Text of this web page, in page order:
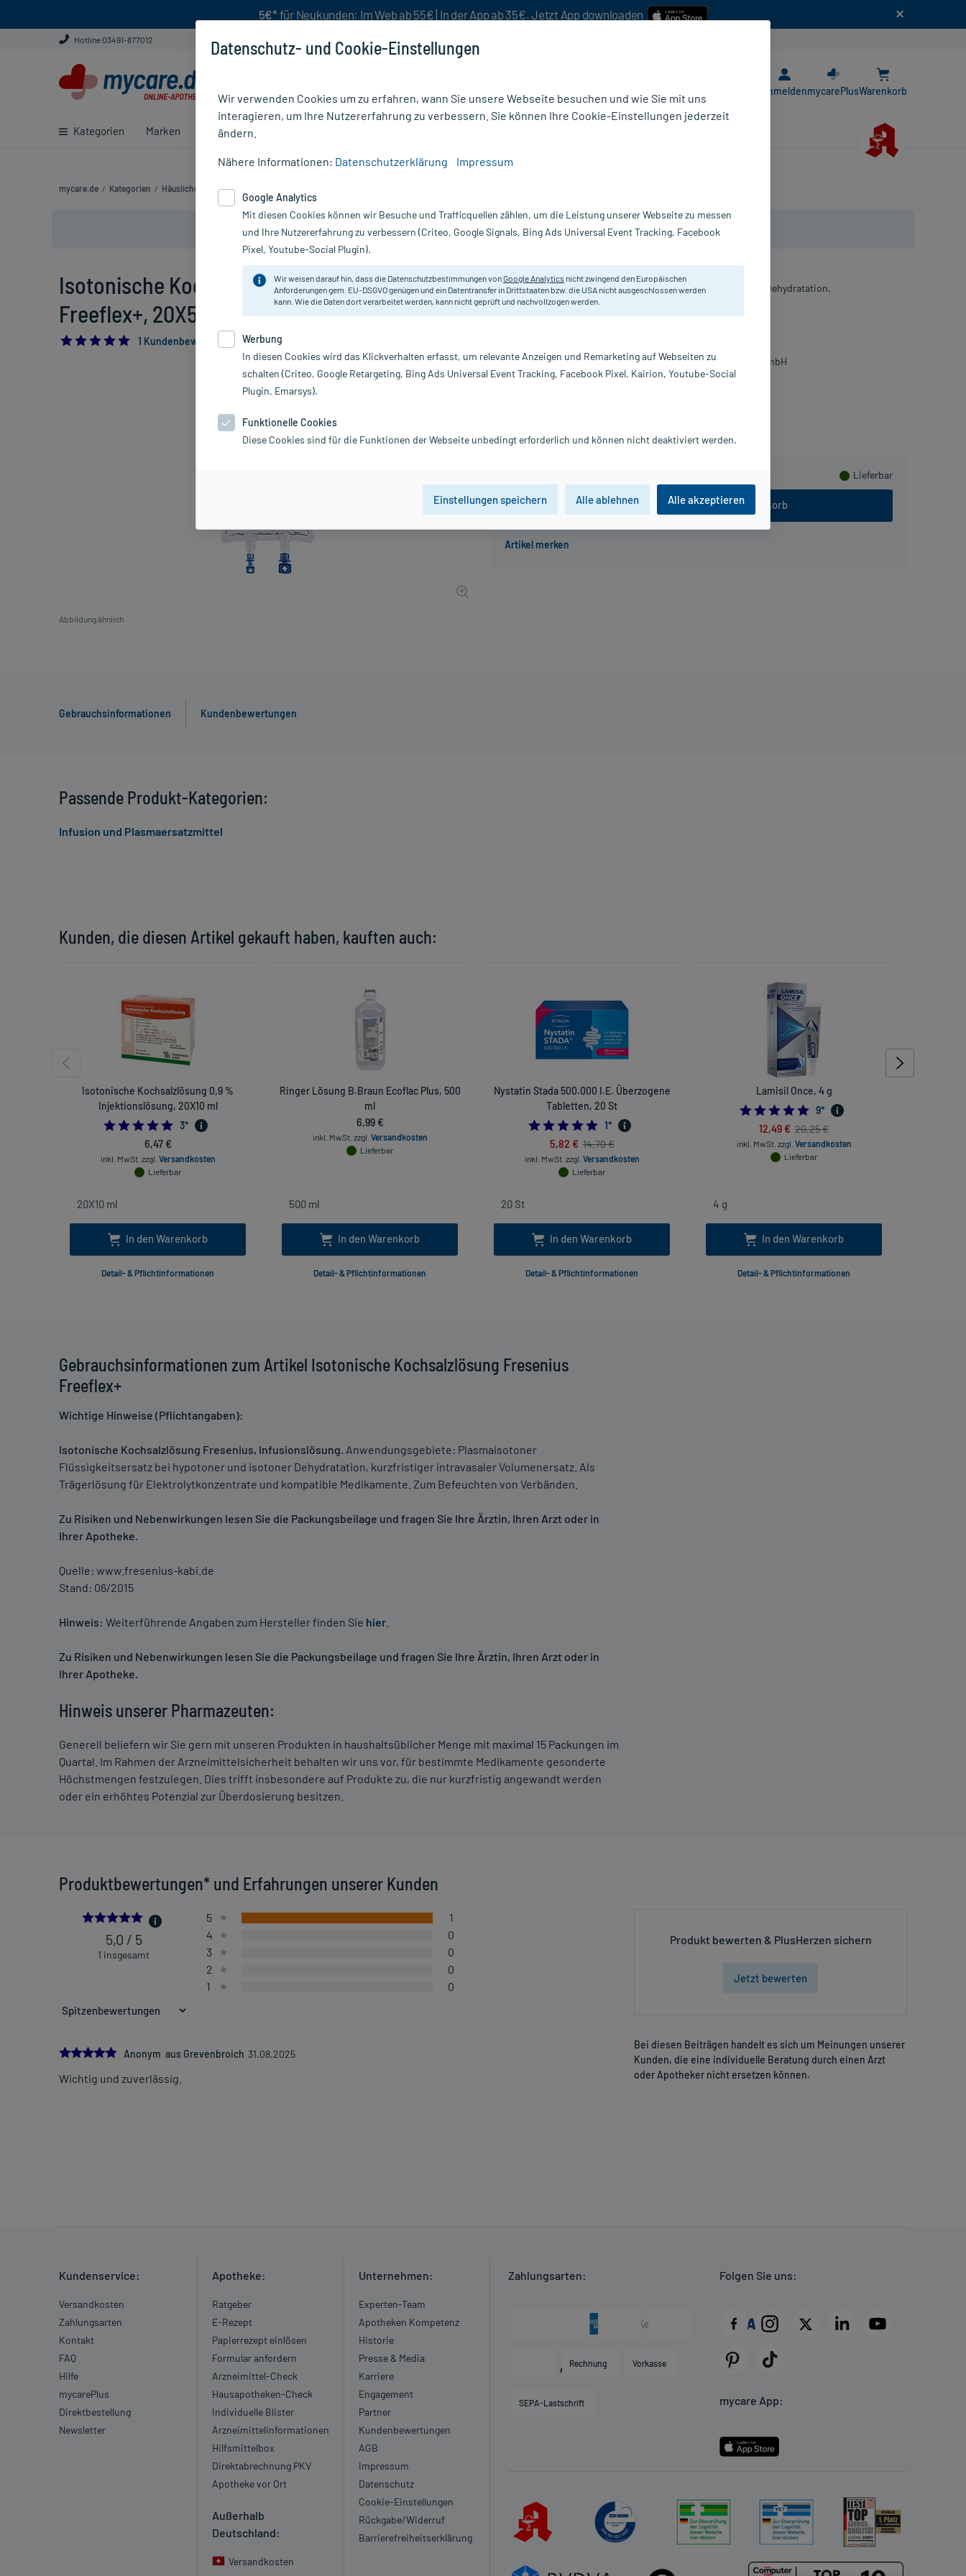
5€* für Neukunden: Im Web ab 55€ | In der App ab 35€. Jetzt App downloaden
Hotline 03491-877012
Kategorien Marken Ratgeber
AnmeldenmycarePlusWarenkorb
mycare.de / Kategorien / Häusliche Pflege / Infusion & Plasmaersatzmittel
Nur für kurze Zeit:Gratis-Versand* ab 19€ Mindestbestellwert!
Isotonische Kochsalzlösung Fresenius
Freeflex+, 20X500 ml
5.0
1 Kundenbewertung*
Abbildung ähnlich
Grundpreis: 4,95 € / l
Lieferbar
In den Warenkorb
Plasmaisotoner Flüssigkeitsersatz bei hypotoner und isotoner Dehydratation.
Darreichung:
Infusionslösung
Hersteller:
Fresenius Kabi Deutschland GmbH
Gebrauchsinformationen Kundenbewertungen
Gebrauchsinformationen zum Artikel Isotonische Kochsalzlösung Fresenius
Freeflex+
Wichtige Hinweise (Pflichtangaben):
Isotonische Kochsalzlösung Fresenius, Infusionslösung. Anwendungsgebiete: Plasmaisotoner
Flüssigkeitsersatz bei hypotoner und isotoner Dehydratation, kurzfristiger intravasaler Volumenersatz. Als
Trägerlösung für Elektrolytkonzentrate und kompatible Medikamente. Zum Befeuchten von Verbänden.
Zu Risiken und Nebenwirkungen lesen Sie die Packungsbeilage und fragen Sie Ihre Ärztin, Ihren Arzt oder in
Ihrer Apotheke.
Quelle: www.fresenius-kabi.de
Stand: 06/2015
Hinweis: Weiterführende Angaben zum Hersteller finden Sie hier
Zu Risiken und Nebenwirkungen lesen Sie die Packungsbeilage und fragen Sie Ihre Ärztin, Ihren Arzt oder in
Ihrer Apotheke.
Hinweis unserer Pharmazeuten:
Generell beliefern wir Sie gern mit unseren Produkten in haushaltsüblicher Menge mit maximal 15 Packungen im
Quartal. Im Rahmen der Arzneimittelsicherheit behalten wir uns vor, für bestimmte Medikamente gesonderte
Höchstmengen festzulegen. Dies trifft insbesondere auf Produkte zu, die nur kurzfristig angewandt werden
oder ein erhöhtes Potenzial zur Überdosierung besitzen.
Produktbewertungen* und Erfahrungen unserer Kunden
5.0
5,0 / 5
1 insgesamt
5
1
4
0
3
0
2
0
1
0
5.0
Anonym aus Grevenbroich 31.08.2025
Wichtig und zuverlässig.
Produkt bewerten & PlusHerzen sichern
Jetzt bewerten
Bei diesen Beiträgen handelt es sich um Meinungen unserer
Kunden, die eine individuelle Beratung durch einen Arzt
oder Apotheker nicht ersetzen können.
Kunden, die diesen Artikel gekauft haben, kauften auch:
Isotonische Kochsalzlösung 0,9 %
Injektionslösung, 20X10 ml
5.0
3*
6,47 €
inkl. MwSt. zzgl. Versandkosten
Lieferbar
In den Warenkorb
Detail- & Pflichtinformationen
Ringer Lösung B.Braun Ecoflac Plus, 500
ml
6,99 €
inkl. MwSt. zzgl. Versandkosten
Lieferbar
In den Warenkorb
Detail- & Pflichtinformationen
Nystatin Stada 500.000 I.E. Überzogene
Tabletten, 20 St
5.0
1*
5,82 € 14,70 €
inkl. MwSt. zzgl. Versandkosten
Lieferbar
In den Warenkorb
Detail- & Pflichtinformationen
Lamisil Once, 4 g
4.777777777777778
9*
12,49 € 20,25 €
inkl. MwSt. zzgl. Versandkosten
Lieferbar
In den Warenkorb
Detail- & Pflichtinformationen
Passende Produkt-Kategorien:
Infusion und Plasmaersatzmittel
Kundenservice:
Versandkosten
Zahlungsarten
Kontakt
FAQ
Hilfe
mycarePlus
Direktbestellung
Newsletter
Apotheke:
Ratgeber
E-Rezept
Papierrezept einlösen
Formular anfordern
Arzneimittel-Check
Hausapotheken-Check
Individuelle Blister
Arzneimittelinformationen
Hilfsmittelbox
Direktabrechnung PKV
Apotheke vor Ort
Außerhalb
Deutschland:
Versandkosten
Unternehmen:
Experten-Team
Apotheken Kompetenz
Historie
Presse & Media
Karriere
Engagement
Partner
Kundenbewertungen
AGB
Impressum
Datenschutz
Cookie-Einstellungen
Rückgabe/Widerruf
Barrierefreiheitserklärung
Zahlungsarten:
Rechnung Vorkasse
SEPA-Lastschrift
Folgen Sie uns:
mycare App:
Datenschutz- und Cookie-Einstellungen
Wir verwenden Cookies um zu erfahren, wann Sie unsere Webseite besuchen und wie Sie mit uns
interagieren, um Ihre Nutzererfahrung zu verbessern. Sie können Ihre Cookie-Einstellungen jederzeit
ändern.
Nähere Informationen: Datenschutzerklärung Impressum
Google Analytics
Mit diesen Cookies können wir Besuche und Trafficquellen zählen, um die Leistung unserer Webseite zu messen
und Ihre Nutzererfahrung zu verbessern (Criteo, Google Signals, Bing Ads Universal Event Tracking, Facebook
Pixel, Youtube-Social Plugin).
Wir weisen darauf hin, dass die Datenschutzbestimmungen vonGoogle Analytics nicht zwingend den Europäischen
Anforderungen gem. EU-DSGVO genügen und ein Datentransfer in Drittstaaten bzw. die USA nicht ausgeschlossen werden
kann. Wie die Daten dort verarbeitet werden, kann nicht geprüft und nachvollzogen werden.
Werbung
In diesen Cookies wird das Klickverhalten erfasst, um relevante Anzeigen und Remarketing auf Webseiten zu
schalten (Criteo, Google Retargeting, Bing Ads Universal Event Tracking, Facebook Pixel, Kairion, Youtube-Social
Plugin, Emarsys).
Funktionelle Cookies
Diese Cookies sind für die Funktionen der Webseite unbedingt erforderlich und können nicht deaktiviert werden.
Einstellungen speichern Alle ablehnen Alle akzeptieren